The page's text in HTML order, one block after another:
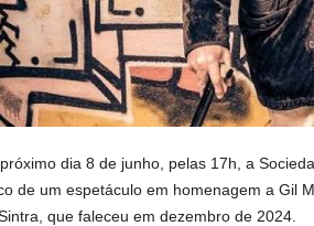
dia 8 de junho, pelas 17h, a
de um espetáculo em homenagem a Gil
que faleceu em dezembro de 2024.